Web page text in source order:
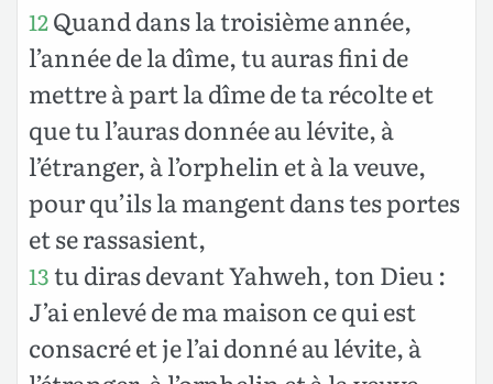
12Quand dans la troisième année,
l’année de la dîme, tu auras fini de
mettre à part la dîme de ta récolte et
que tu l’auras donnée au lévite, à
l’étranger, à l’orphelin et à la veuve,
pour qu’ils la mangent dans tes portes
et se rassasient,
13tu diras devant Yahweh, ton Dieu :
J’ai enlevé de ma maison ce qui est
consacré et je l’ai donné au lévite, à